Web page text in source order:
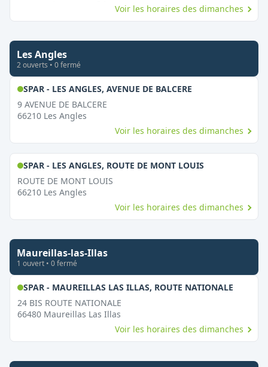
Voir les horaires des dimanches
Les Angles
2ouverts • 0fermé
SPAR - LES ANGLES, AVENUE DE BALCERE,
9 AVENUE DE BALCERE
66210 Les Angles
Voir les horaires des dimanches
SPAR - LES ANGLES, ROUTE DE MONT LOUIS,
ROUTE DE MONT LOUIS
66210 Les Angles
Voir les horaires des dimanches
Maureillas-las-Illas
1 ouvert • 0fermé
SPAR - MAUREILLAS LAS ILLAS, ROUTE NATIONALE,
24 BIS ROUTE NATIONALE
66480 Maureillas Las Illas
Voir les horaires des dimanches